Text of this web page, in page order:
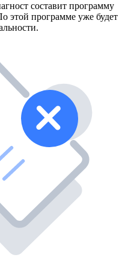
составит программу
этой программе уже будет